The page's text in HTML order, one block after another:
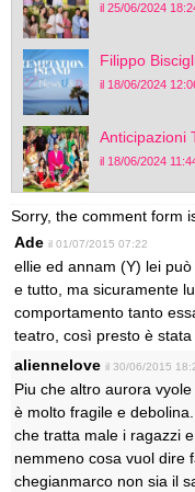
il 25/06/2024
Filippo
il 18/06/2024
Anticipazioni
il 18/06/2024
Sorry, the comment form
Ade il 01/07/2015 07:22
ellie ed annam (Y) lei
e tutto, ma sicuramente
comportamento tanto
teatro, così presto è
aliennelove il 30/06/2015
Piu che altro aurora
è molto fragile e
che tratta male i ragazzi
nemmeno cosa vuol dire
chegianmarco non sia il